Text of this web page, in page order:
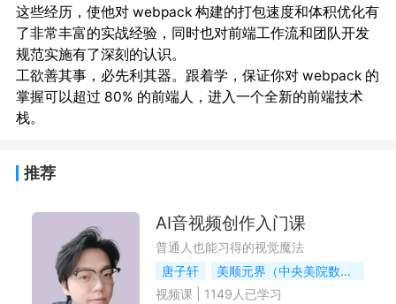
这些经历，使他对 webpack 构建的打包速度和体积优化有
了非常丰富的实战经验，同时也对前端工作流和团队开发
规范实施有了深刻的认识。
工欲善其事，必先利其器。跟着学，保证你对 webpack 的
掌握可以超过 80% 的前端人，进入一个全新的前端技术
推荐
AI音视频创作入门课
普通人也能习得的视觉魔法
唐子轩
美顺元界（中央美院数字科技产业公司）技术研发负责人
视频课| 1149 人已学习